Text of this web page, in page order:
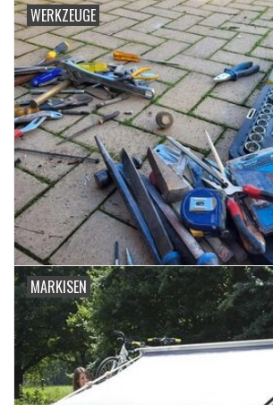
WERKZEUGE
MARKISEN